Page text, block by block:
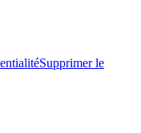
Supprimer le